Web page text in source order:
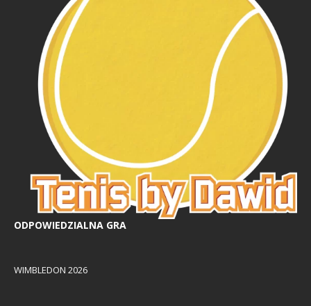
ODPOWIEDZIALNA GRA
WIMBLEDON 2026